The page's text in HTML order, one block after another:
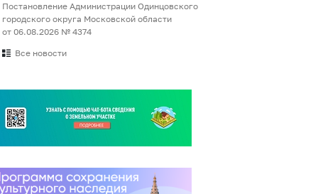
Постановление Администрации Одинцовского
городского округа Московской области
от 06.08.2026 № 4374
Все новости